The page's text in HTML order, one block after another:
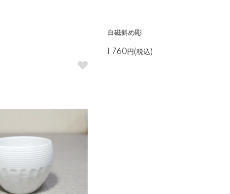
白磁斜め彫
1,760円(税込)